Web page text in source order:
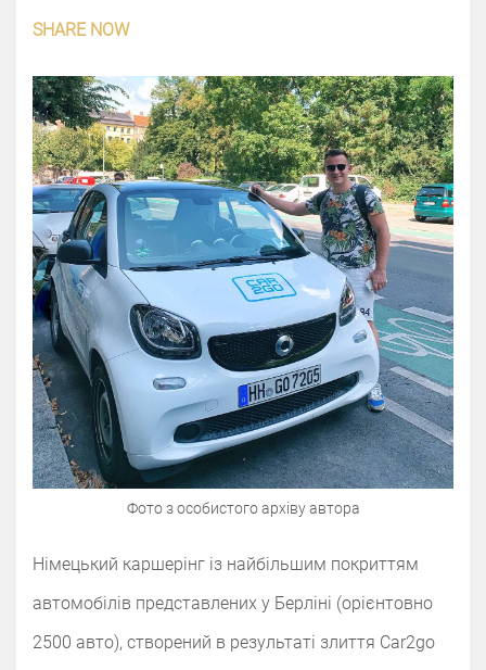
SHARE NOW
Фото з особистого архіву автора
Німецький каршерінг із найбільшим покриттям
автомобілів представлених у Берліні (орієнтовно
2500 авто), створений в результаті злиття Car2go